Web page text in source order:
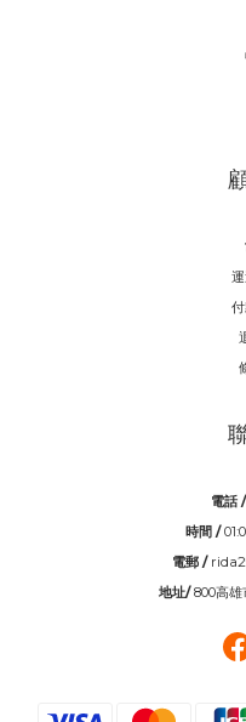
電話 /
時間 /
電郵 /
地址/800高雄